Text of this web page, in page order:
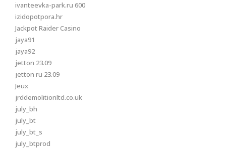
ivanteevka-park.ru 600
izidopotpora.hr
Jackpot Raider Casino
jaya91
jaya92
jetton 23.09
jetton ru 23.09
Jeux
jrddemolitionltd.co.uk
july_bh
july_bt
july_bt_s
july_btprod